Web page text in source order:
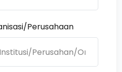
Perusahaan